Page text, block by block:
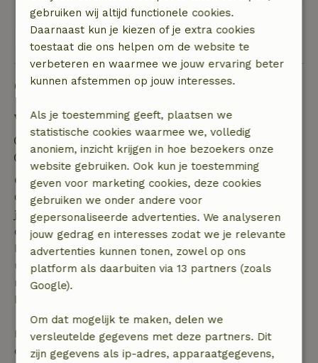
Bekijk alle 2 beoordelingen
Goed om te weten
Verblijfdetails
Inchecken: 15:00- 20:00
Uitchecken: 08:00- 11:00
Gratis annuleren binnen 7 dagen
Gratis annuleren binnen 7 dagen na bevestiging van
je boeking, bij een boekingsaanvraag meer dan 28
dagen voor aanvang. Bij een boeking met aanvang
binnen 28 dagen geldt gratis annuleren binnen 24
uur. Bij annulering binnen gestelde periode heb je
recht op volledige terugbetaling van het
boekingsbedrag.
Daarna krijg je een deel van de reissom en 100% van
de borg terugbetaald:
gebruiken wij altijd functionele cookies.
Daarnaast kun je kiezen of je extra cookies
toestaat die ons helpen om de website te
verbeteren en waarmee we jouw ervaring beter
kunnen afstemmen op jouw interesses.
Als je toestemming geeft, plaatsen we
statistische cookies waarmee we, volledig
anoniem, inzicht krijgen in hoe bezoekers onze
website gebruiken. Ook kun je toestemming
geven voor marketing cookies, deze cookies
gebruiken we onder andere voor
gepersonaliseerde advertenties. We analyseren
jouw gedrag en interesses zodat we je relevante
advertenties kunnen tonen, zowel op ons
platform als daarbuiten via 13 partners (zoals
Google).
Om dat mogelijk te maken, delen we
versleutelde gegevens met deze partners. Dit
zijn gegevens als ip-adres, apparaatgegevens,